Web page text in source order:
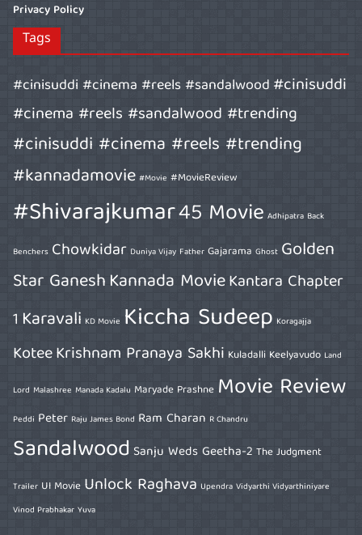
Privacy Policy
Tags
#cinisuddi #cinema #reels #sandalwood#cinisuddi
#cinema #reels #sandalwood #trending
#cinisuddi #cinema #reels #trending
#kannadamovie #Movie #MovieReview
#Shivarajkumar45 Movie Adhipatra Back
Benchers Chowkidar Duniya Vijay Father Gajarama Ghost Golden
Star GaneshKannada MovieKantara Chapter
1 Karavali KD Movie Kiccha Sudeep Koragajja
KoteeKrishnam Pranaya Sakhi Kuladalli Keelyavudo Land
Lord Malashree Manada Kadalu Maryade Prashne Movie Review
Peddi Peter Raju James Bond Ram Charan R Chandru
Sandalwood Sanju Weds Geetha-2 The Judgment
Trailer UI Movie Unlock Raghava Upendra Vidyarthi Vidyarthiniyare
Vinod Prabhakar Yuva